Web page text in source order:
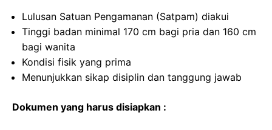
Lulusan Satuan Pengamanan (Satpam) diakui
Tinggi badan minimal 170 cm bagi pria dan 160 cm
bagi wanita
Kondisi fisik yang prima
Menunjukkan sikap disiplin dan tanggung jawab
Dokumen yang harus disiapkan :